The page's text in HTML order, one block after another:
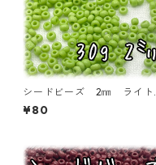
シードビーズ 2㎜ ライト
リーン 30ｇ【SEED-
-o02-GRN1】
¥80